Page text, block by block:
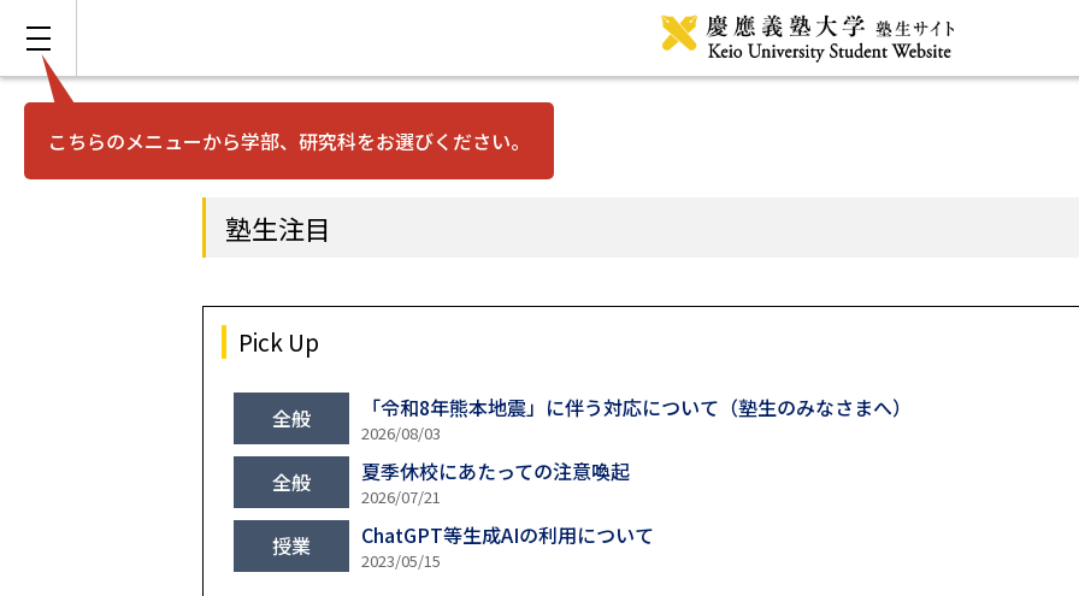
こちらのメニューから学部、研究科をお選びください。
塾生注目
Pick Up
全般 「令和8年熊本地震」に伴う対応について（塾生のみなさまへ）
2026/08/03
全般 夏季休校にあたっての注意喚起
2026/07/21
授業 ChatGPT等生成AIの利用について
2023/05/15